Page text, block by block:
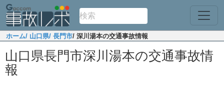
ホーム/ 山口県/ 長門市/ 深川湯本の交通事故情報
山口県長門市深川湯本の交通事故情
報